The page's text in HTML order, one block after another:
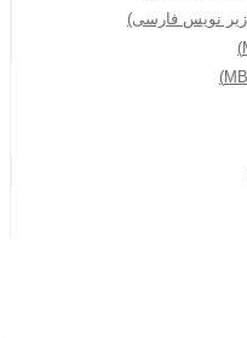
زیر نویس فارسی)